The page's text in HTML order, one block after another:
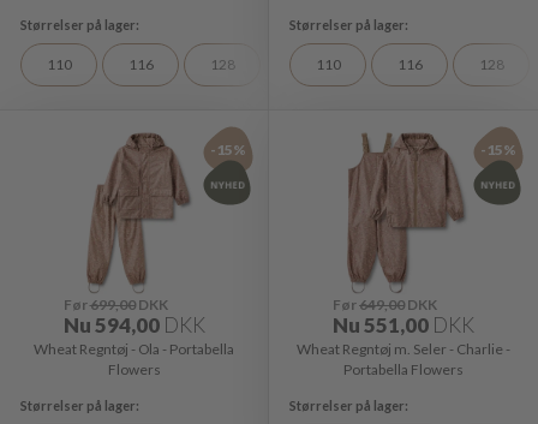
110 116 128 110 116 128
-15%
Før699,00DKK
Nu594,00 DKK
Wheat Regntøj - Ola - Portabella
Flowers
-15%
Før649,00 DKK
Nu551,00 DKK
Wheat Regntøj m. Seler - Charlie -
Portabella Flowers